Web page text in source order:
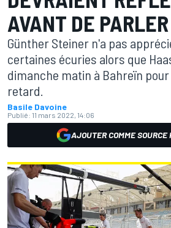
AVANT DE
Günther Steiner n'a pas
certaines écuries alors que
dimanche matin à Bahreïn
retard.
Basile Davoine
Publié: 11 mars 2022, 14:06
AJOUTER COMME SOURCE